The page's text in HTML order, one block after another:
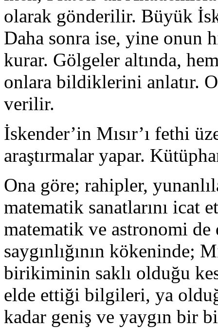
olarak gönderilir. Büyük
Daha sonra ise, yine onun
kurar. Gölgeler altında,
onlara bildiklerini anlatır.
verilir.
İskender’in Mısır’ı fethi
araştırmalar yapar.
Ona göre; rahipler,
matematik sanatlarını icat
matematik ve astronomi de
saygınlığının kökeninde;
birikiminin saklı olduğu
elde ettiği bilgileri, ya
kadar geniş ve yaygın bir